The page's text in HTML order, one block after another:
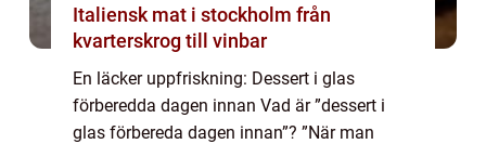
Italiensk mat i stockholm från
kvarterskrog till vinbar
En läcker uppfriskning: Dessert i glas
förberedda dagen innan Vad är ”dessert i
glas förbereda dagen innan”? ”När man